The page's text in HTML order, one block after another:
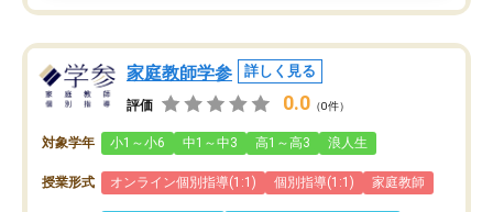
家庭教師学参 詳しく見る
評価 0.0 （0件）
対象学年 小1～小6 中1～中3 高1～高3 浪人生
授業形式 オンライン個別指導(1:1) 個別指導(1:1) 家庭教師